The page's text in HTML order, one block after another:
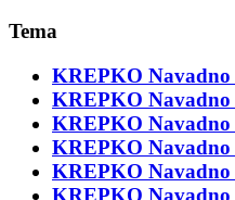
Tema
KREPKO Navadno
KREPKO Navadno
KREPKO Navadno
KREPKO Navadno
KREPKO Navadno
KREPKO Navadno